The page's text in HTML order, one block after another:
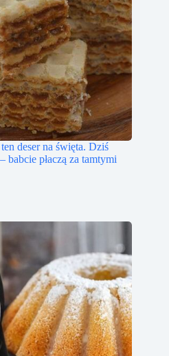
deser na święta. Dziś
babcie płaczą za tamtymi